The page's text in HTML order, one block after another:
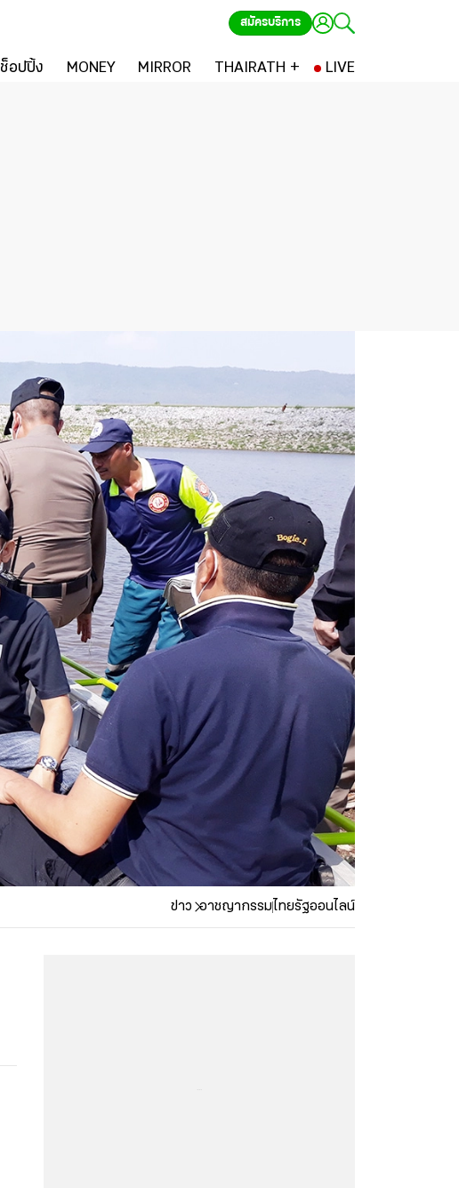
สมัครบริการ
ช็อปปิ้ง MONEY MIRROR THAIRATH + LIVE
ข่าว อาชญากรรมไทยรัฐออนไลน์